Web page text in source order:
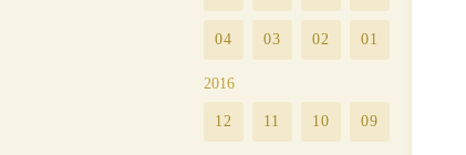
04 03 02 01
2016
12 11 10 09